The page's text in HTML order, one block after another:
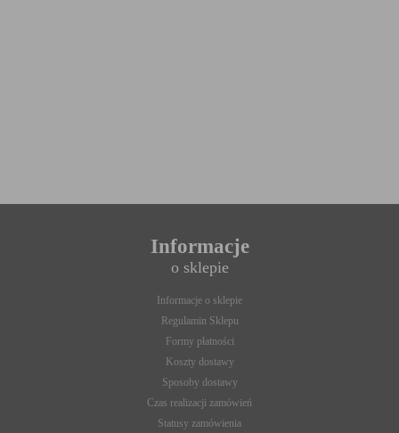
Informacje
o sklepie
Informacje o sklepie
Regulamin Sklepu
Formy płatności
Koszty dostawy
Sposoby dostawy
Czas realizacji zamówień
Statusy zamówienia